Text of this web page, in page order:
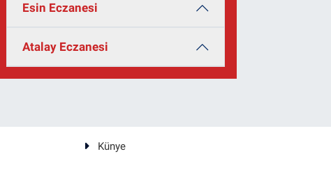
Esin Eczanesi
Atalay Eczanesi
Künye